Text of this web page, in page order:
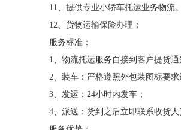
11、提供专业小轿车托运业务物流。
12、货物运输保险办理；
服务标准：
1、物流托运服务自接到客户提货通
2、装车：严格遵照外包装图标要
3、发运： 24小时内发车；
4、派送：货到之后立即联系收货人